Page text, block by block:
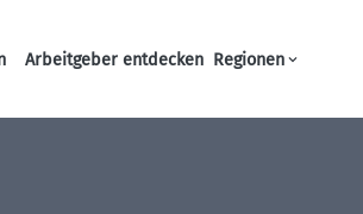
Haupt-Navigation
Arbeitgeber entdecken Regionen